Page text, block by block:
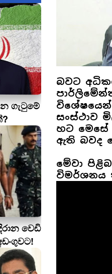
ගැටුමේ
වෙඩි
බවට
සංස්ථාව
හට මෙසේ
ඇති බවද
මේවා
විමර්ශනය